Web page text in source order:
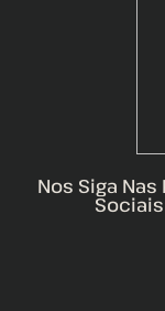
Nos Siga Nas
Sociais